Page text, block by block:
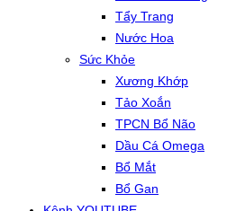
Tẩy Trang
Nước Hoa
Sức Khỏe
Xương Khớp
Tảo Xoắn
TPCN Bổ Não
Dầu Cá Omega
Bổ Mắt
Bổ Gan